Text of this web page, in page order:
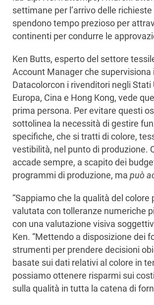
settimane per l’arrivo delle richieste
spendono tempo prezioso per
continenti per condurre le
Ken Butts, esperto del settore
Account Manager che supervisiona
Datacolorcon i rivenditori negli Stati
Europa, Cina e Hong Kong, vede
prima persona. Per evitare questi
sottolinea la necessità di gestire
specifiche, che si tratti di colore,
vestibilità, nel punto di produzione.
accade sempre, a scapito dei
programmi di produzione, ma può
“Sappiamo che la qualità del colore
valutata con tolleranze numeriche
con una valutazione visiva
Ken. “Mettendo a disposizione dei
strumenti per prendere decisioni
basate sui dati relativi al colore in
possiamo ottenere risparmi sui
sulla qualità in tutta la catena di